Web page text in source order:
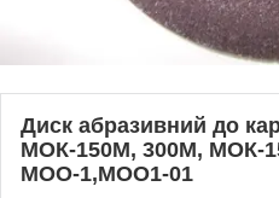
Диск абразивний до
МОК-150М, 300М, МОК-
МОО-1,МОО1-01